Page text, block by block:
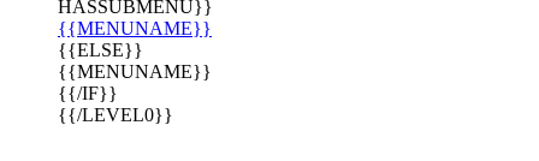
HASSUBMENU}}
{{MENUNAME}}
{{ELSE}}
{{MENUNAME}}
{{/IF}}
{{/LEVEL0}}